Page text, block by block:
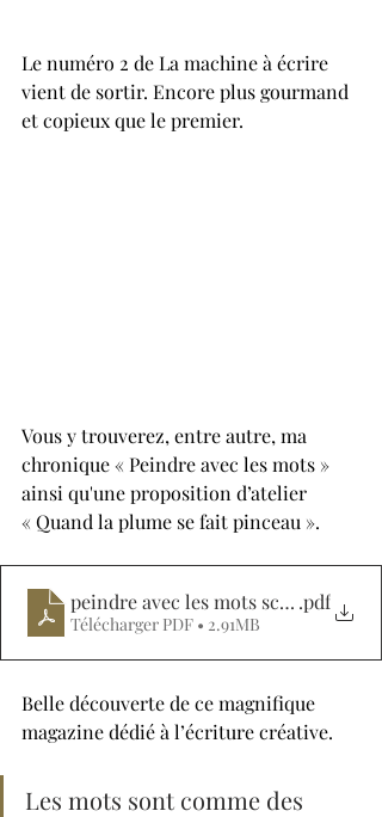
Le numéro 2 de La machine à écrire
vient de sortir. Encore plus gourmand
et copieux que le premier.
Vous y trouverez, entre autre, ma
chronique « Peindre avec les mots »
ainsi qu'une proposition d’atelier
« Quand la plume se fait pinceau ».
peindre avec les mots scan.pdf
Télécharger PDF • 2.91MB
Belle découverte de ce magnifique
magazine dédié à l’écriture créative.
Les mots sont comme des